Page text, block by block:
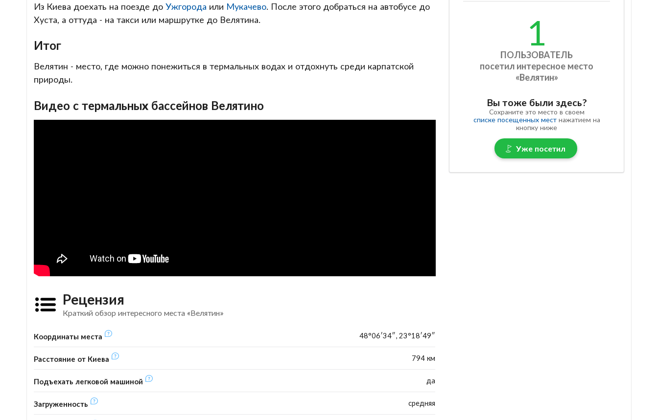
Из Киева доехать на поезде до Ужгорода или Мукачево. После этого добраться на автобусе до
Хуста, а оттуда - на такси или маршрутке до Велятина.
Итог
Велятин - место, где можно понежиться в термальных водах и отдохнуть среди карпатской
природы.
Видео с термальных бассейнов Велятино
Рецензия
Краткий обзор интересного места «Велятин»
Координаты места 48°06′34″, 23°18′49″
Расстояние от Киева 794 км
Подъехать легковой машиной да
Загруженность средняя
1
ПОЛЬЗОВАТЕЛЬ
посетил интересное место
«Велятин»
Вы тоже были здесь?
Сохраните это место в своем
списке посещенных местнажатием на
кнопку ниже
Уже посетил